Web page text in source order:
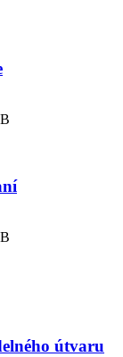
útvaru